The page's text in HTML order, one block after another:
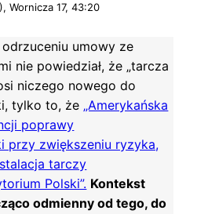
Wornicza 17, 43:20
umowy ze
nie powiedział, że „tarcza
niczego nowego do
tylko to, że „Amerykańska
poprawy
przy zwiększeniu ryzyka,
tarczy
Polski”. Kontekst
odmienny od tego, do